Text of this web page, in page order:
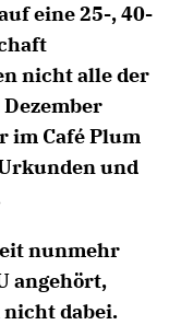
eine 25-, 40-
nicht alle der
im Café Plum
und
nunmehr
angehört,
dabei.